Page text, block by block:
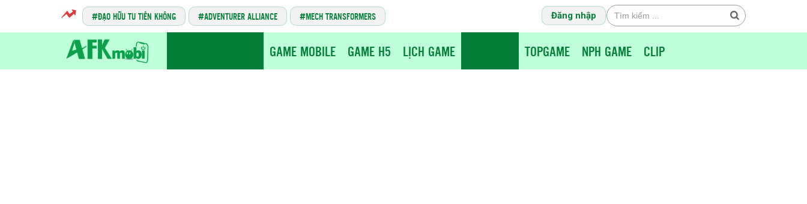
ĐẠO HỮU TU TIÊN KHÔNG ADVENTURER ALLIANCE MECH TRANSFORMERS Đăng nhập
GAME MOBILE GAME H5 LỊCH GAME TOPGAME NPH GAME CLIP